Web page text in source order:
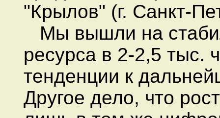
"Крылов" (г. Санкт-
Мы вышли на
ресурса в 2-2,5 тыс.
тенденции к
Другое дело, что